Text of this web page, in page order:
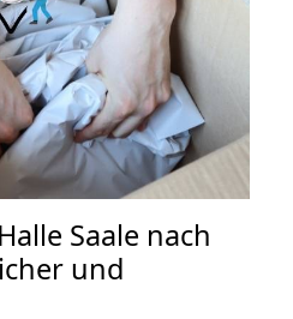
Halle Saale nach
und